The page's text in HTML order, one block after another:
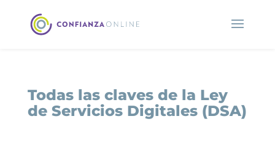
Todas las claves de la Ley
de Servicios Digitales (DSA)